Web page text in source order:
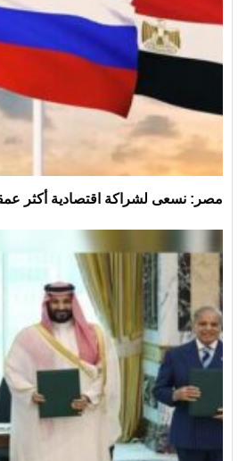
مصر: نسعى لشراكة اقتصادية أكثر